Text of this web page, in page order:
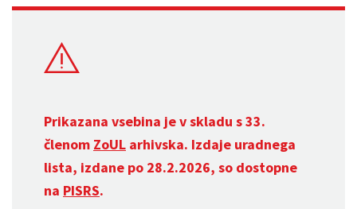
Prikazana vsebina je v skladu s 33.
členom ZoUL arhivska. Izdaje uradnega
lista, izdane po 28.2.2026, so dostopne
na PISRS.